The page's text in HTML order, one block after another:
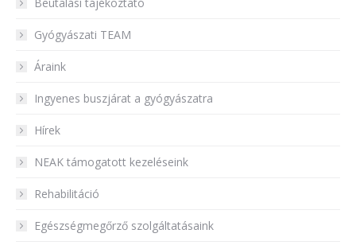
Gyógyászati TEAM
Áraink
Ingyenes buszjárat a gyógyászatra
Hírek
NEAK támogatott kezeléseink
Rehabilitáció
Egészségmegőrző szolgáltatásaink